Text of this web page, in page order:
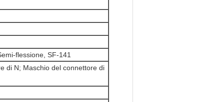
flessione, SF-141
di N; Maschio del connettore di